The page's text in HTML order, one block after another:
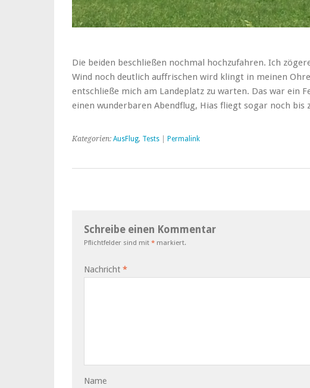
Die beiden beschließen nochmal hochzufahren. Ich
Wind noch deutlich auffrischen wird klingt in meinen
entschließe mich am Landeplatz zu warten. Das war ein
einen wunderbaren Abendflug, Hias fliegt sogar noch bis
Kategorien: AusFlug, Tests Permalink
Schreibe einen Kommentar
Pflichtfelder sind mit * markiert.
Nachricht *
Name